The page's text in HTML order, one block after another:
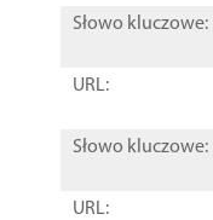
Słowo kluczowe:
URL:
Słowo kluczowe:
URL: